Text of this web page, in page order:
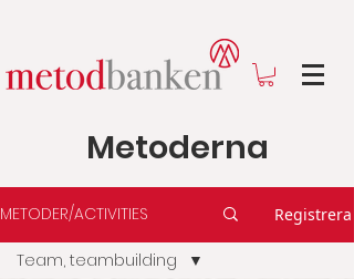
Metoderna
METODER/ACTIVITIES Registrera
Team, teambuilding